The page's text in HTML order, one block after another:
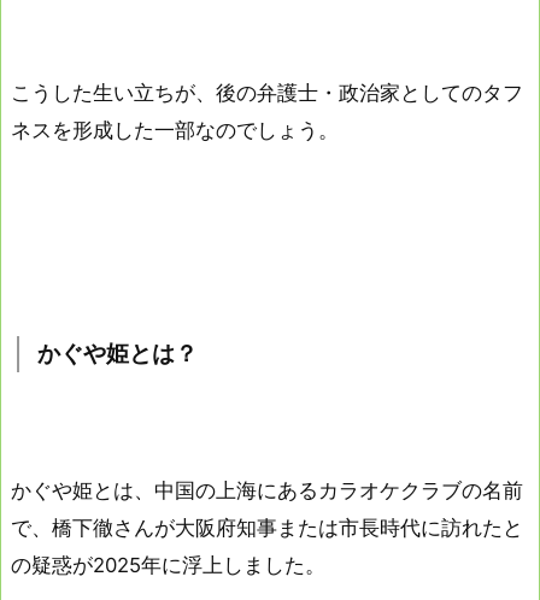
こうした生い立ちが、後の弁護士・政治家としてのタフ
ネスを形成した一部なのでしょう。
かぐや姫とは？
かぐや姫とは、中国の上海にあるカラオケクラブの名前
で、橋下徹さんが大阪府知事または市長時代に訪れたと
の疑惑が2025年に浮上しました。